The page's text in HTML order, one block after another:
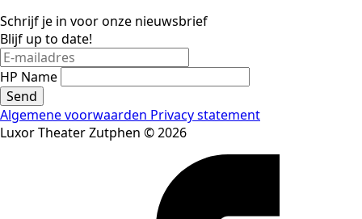
Schrijf je in voor onze nieuwsbrief
Blijf up to date!
HP Name
Send
Algemene voorwaarden Privacy statement
Luxor Theater Zutphen © 2026